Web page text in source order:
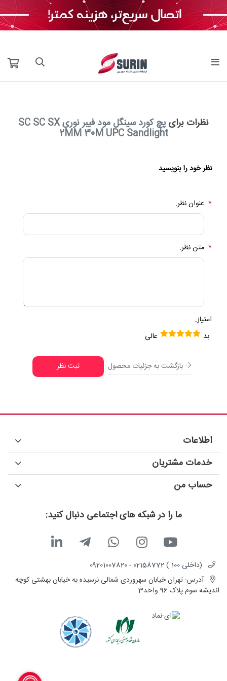
نظرات برای پچ کورد سینگل مود فیبر نوری SC SC SX
2MM 30M UPC Sandlight
نظر خود را بنویسید
عنوان نظر: *
متن نظر: *
امتیاز:
بد
عالی
بازگشت به جزئیات محصول ثبت نظر
ما را در شبکه های اجتماعی دنبال کنید:
(داخلی 100 ) 02158772 - 09201007820
آدرس: تهران خیابان سهروردی شمالی نرسیده به خیابان بهشتی کوچه
اندیشه سوم پلاک 96 واحد3
اطلاعات
خدمات مشتریان
حساب من